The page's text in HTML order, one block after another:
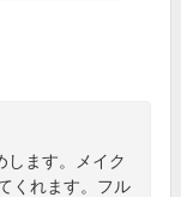
します。メイク
くれます。フル